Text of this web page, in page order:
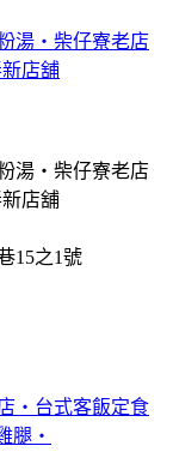
湯‧柴仔寮老店
店舖
湯‧柴仔寮老店
店舖
15之1號
‧台式客飯定食
腿‧